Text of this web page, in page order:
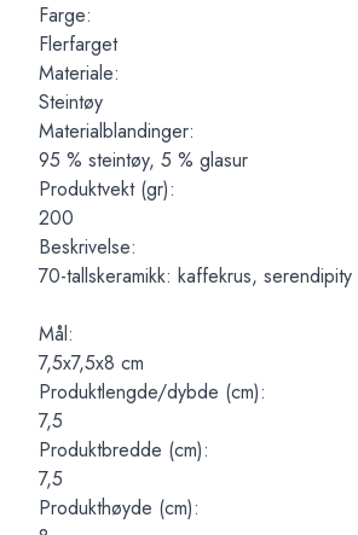
Farge:
Flerfarget
Materiale:
Steintøy
Materialblandinger:
95 % steintøy, 5 % glasur
Produktvekt (gr):
200
Beskrivelse:
70-tallskeramikk: kaffekrus,
Mål:
7,5x7,5x8 cm
Produktlengde/dybde (cm):
7,5
Produktbredde (cm):
7,5
Produkthøyde (cm):